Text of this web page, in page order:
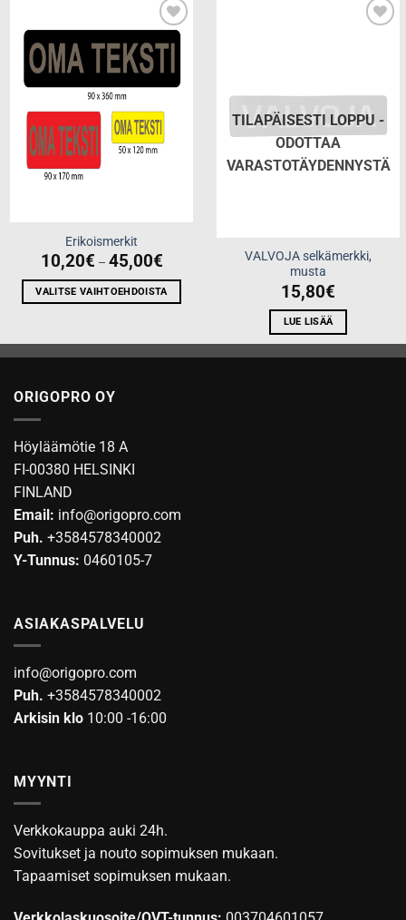
Add to
wishlist
Erikoismerkit
10,20€ – 45,00€Price
range:
10,20€
through
45,00€
VALITSE VAIHTOEHDOISTA
muunnelma.
valinnat
tuotteen
TILAPÄISESTI LOPPU -
ODOTTAA
VARASTOTÄYDENNYSTÄ
VALVOJA selkämerkki,
musta
15,80€
LUE LISÄÄ
ORIGOPRO OY
Höyläämötie 18 A
FI-00380 HELSINKI
FINLAND
Email: info@origopro.com
Puh. +3584578340002
Y-Tunnus: 0460105-7
ASIAKASPALVELU
info@origopro.com
Puh. +3584578340002
Arkisin klo 10:00 -16:00
MYYNTI
Verkkokauppa auki 24h.
Sovitukset ja nouto sopimuksen mukaan.
Tapaamiset sopimuksen mukaan.